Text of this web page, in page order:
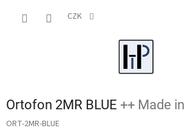
CZK
Ortofon 2MR BLUE ++ Made
ORT-2MR-BLUE